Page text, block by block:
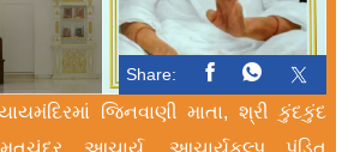
Share:
જિનવાણી માતા, શ્રી કુંદકુંદ